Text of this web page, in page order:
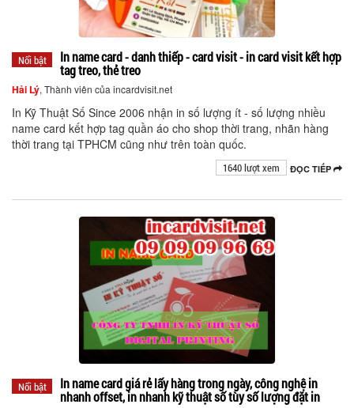
Nổi bật
In name card - danh thiếp - card visit - in card visit kết hợp
tag treo, thẻ treo
Hải Lý, Thành viên của incardvisit.net
In Kỹ Thuật Số Since 2006 nhận in số lượng ít - số lượng nhiều
name card kết hợp tag quần áo cho shop thời trang, nhãn hàng
thời trang tại TPHCM cũng như trên toàn quốc.
ĐỌC TIẾP
1640 lượt xem
Nổi bật
In name card giá rẻ lấy hàng trong ngày, công nghệ in
nhanh offset, in nhanh kỹ thuật số tùy số lượng đặt in